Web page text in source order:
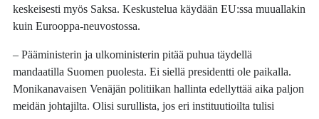
keskeisesti myös Saksa. Keskustelua käydään EU:ssa muuallakin
kuin Eurooppa-neuvostossa.
– Pääministerin ja ulkoministerin pitää puhua täydellä
mandaatilla Suomen puolesta. Ei siellä presidentti ole paikalla.
Monikanavaisen Venäjän politiikan hallinta edellyttää aika paljon
meidän johtajilta. Olisi surullista, jos eri instituutioilta tulisi